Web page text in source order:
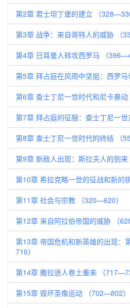
第2章 君士坦丁堡的建立 （
第3章 战争：来自哥特人的威胁 （
第4章 日耳曼人转攻西罗马 （
第5章 拜占庭在风雨中坚挺：西罗
第6章 查士丁尼一世时代和尼卡暴
第7章 拜占庭的征服：查士丁尼一
第8章 查士丁尼一世时代的终结 （
第9章 新敌人出现：斯拉夫人的到
第10章 希拉克略一世的征战和新的
第11章 社会与宗教 （320—620）
第12章 来自阿拉伯帝国的威胁 （
第13章 帝国危机和新英雄的出现
716）
第14章 撒拉逊人卷土重来 （
第15章 毁坏圣像运动 （702—802）